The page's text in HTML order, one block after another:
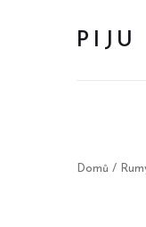
PIJU
Domů /